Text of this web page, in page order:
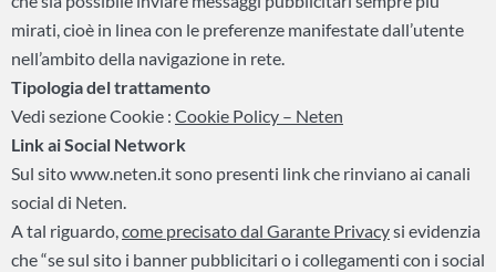
mirati, cioè in linea con le preferenze manifestate dall’utente
nell’ambito della navigazione in rete.
Tipologia del trattamento
Vedi sezione Cookie : Cookie Policy – Neten
Link ai Social Network
Sul sito www.neten.it sono presenti link che rinviano ai canali
social di Neten.
A tal riguardo,come precisato dal Garante Privacysi evidenzia
che “se sul sito i banner pubblicitari o i collegamenti con i social